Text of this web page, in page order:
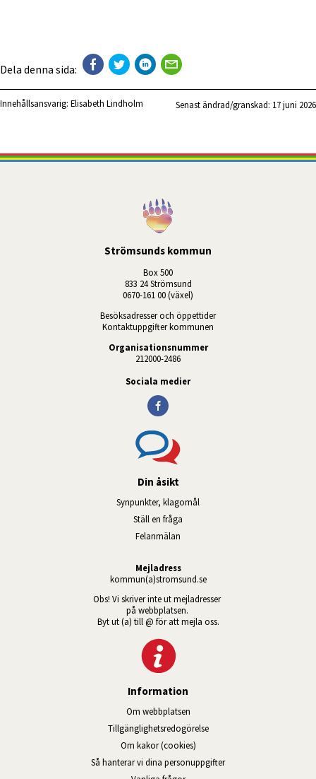
Dela denna sida:
Innehållsansvarig: Elisabeth Lindholm Senast ändrad/granskad: 17 juni 2026
Strömsunds kommun
Box 500
833 24 Strömsund
0670-161 00 (växel)
Besöksadresser och öppettider
Kontaktuppgifter kommunen
Organisationsnummer
212000-2486
Sociala medier
Din åsikt
Synpunkter, klagomål
Ställ en fråga
Felanmälan
Mejladress
kommun(a)stromsund.se
Obs! Vi skriver inte ut mejladresser
på webbplatsen.
Byt ut (a) till @ för att mejla oss.
Information
Om webbplatsen
Tillgänglig­hets­redo­görelse
Om kakor (cookies)
Så hanterar vi dina personuppgifter